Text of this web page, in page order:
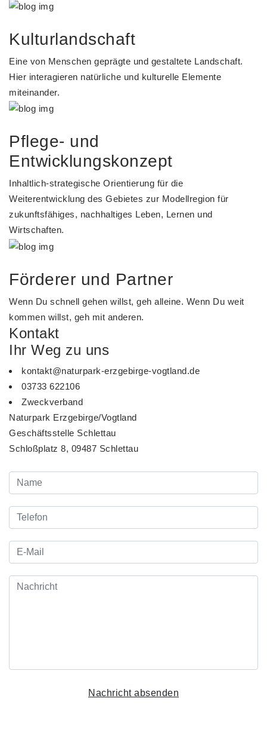
Kulturlandschaft
Eine von Menschen geprägte und gestaltete Landschaft.
Hier interagieren natürliche und kulturelle Elemente
miteinander.
Pflege- und
Entwicklungskonzept
Inhaltlich-strategische Orientierung für die
Weiterentwicklung des Gebietes zur Modellregion für
zukunftsfähiges, nachhaltiges Leben, Lernen und
Wirtschaften.
Förderer und Partner
Wenn Du schnell gehen willst, geh alleine. Wenn Du weit
kommen willst, geh mit anderen.
Kontakt
Ihr Weg zu uns
kontakt@naturpark-erzgebirge-vogtland.de
03733 622106
Zweckverband
Naturpark Erzgebirge/Vogtland
Geschäftsstelle Schlettau
Schloßplatz 8, 09487 Schlettau
Nachricht absenden